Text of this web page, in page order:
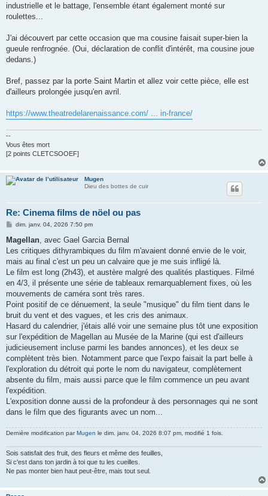
industrielle et le battage, l'ensemble étant également monté sur
roulettes...
J'ai découvert par cette occasion que ma cousine faisait super-bien la
gueule renfrognée. (Oui, déclaration de conflit d'intérêt, ma cousine joue
dedans.)
Bref, passez par la porte Saint Martin et allez voir cette pièce, elle est
d'ailleurs prolongée jusqu'en avril.
https://www.theatredelarenaissance.com/ ... in-france/
--
Vous êtes mort
[2 points CLETCSOOEF]
Mugen
Dieu des bottes de cuir
Re: Cinema films de nöel ou pas
M
s
a
g
dim. janv. 04, 2026 7:50 pm
Magellan , avec Gael Garcia Bernal
Les critiques dithyrambiques du film m'avaient donné envie de le voir,
mais au final c'est un peu un calvaire que je me suis infligé là.
Le film est long (2h43), et austère malgré des qualités plastiques. Filmé
en 4/3, il présente une série de tableaux remarquablement fixes, où les
mouvements de caméra sont très rares.
Point positif de ce dénuement, la seule "musique" du film tient dans le
bruit du vent et des vagues, et les cris des animaux.
Hasard du calendrier, j'étais allé voir une semaine plus tôt une exposition
sur l'expédition de Magellan au Musée de la Marine (qui est d'ailleurs
judicieusement incluse parmi les bandes annonces), et les deux se
complètent très bien. Notamment parce que l'expo faisait la part belle à
l'exploration du détroit qui porte le nom du navigateur, complètement
absente du film, mais aussi parce que le film commence un peu avant
l'expédition.
L'exposition donne aussi de la profondeur à des personnages qui ne sont
dans le film que des figurants avec un nom...
Dernière modification parMugen le dim. janv. 04, 2026 8:07 pm, modifié 1 fois.
Sois satisfait des fruit, des fleurs et même des feuilles,
Si c'est dans ton jardin à toi que tu les cueilles.
Ne pas monter bien haut peut-être, mais tout seul.